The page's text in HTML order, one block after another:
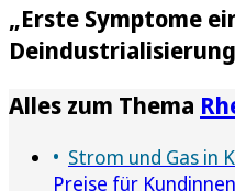
„Erste Symptome
Alles zum Thema
Strom und Gas in
Preise für